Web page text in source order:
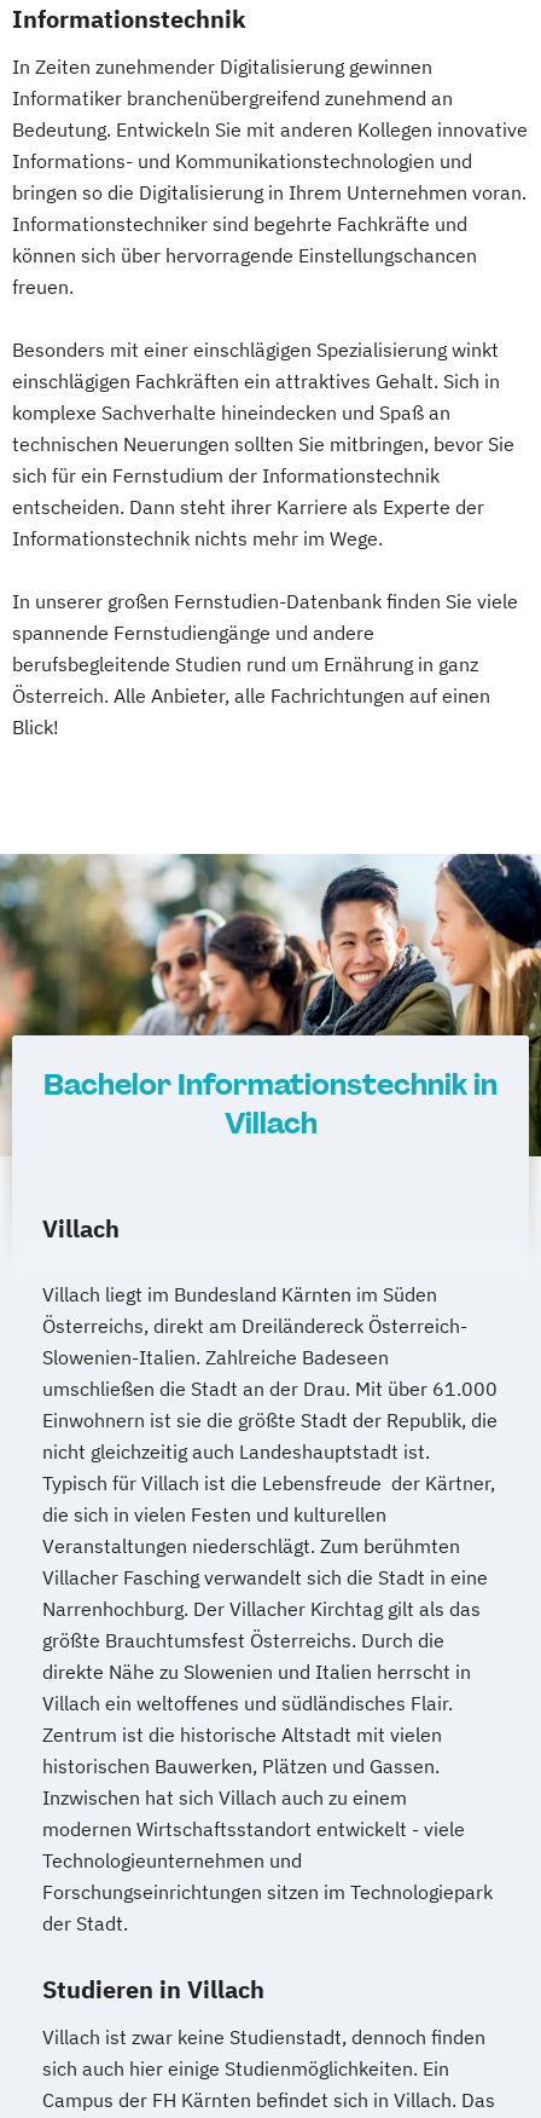
Eventmanagement
Finance
Accounting und Taxation (DE/EN)
Finanzmanagement
Finanzmanagement für Bankkaufleute
Fintech Fitnessökonomie Game Design
Gartenbau General Management
Gerontologie
Gesundheitsmanagement
Gesundheitspsychologie
Gesundheitspädagogik
Gesundheitsökonomie
Growth Hacking
Growth Hacking (DE/EN)
Growth Hacking for Entrepreneurs (DE/EN)
Heilpädagogik
Heilpädagogik/Inklusionspädagogik
Hotelmanagement (DE/EN)
IT-Management Immobilienmanagement
Immobilienmanagement für
Innovation and Entrepreneurship (DE/EN)
International Healthcare Management
(DE/EN)
International Management (DE/EN)
Internationales Marketing
Kindheitspädagogik
Kindheitspädagogik für Erzieher:innen
Kultur- und Medienpädagogik
Logistikmanagement
Logopädie
MBA - Human Resource Management
(DE/EN)
MBA - New Work & Talent Management
Management (DE/EN) Marketing
Marketing und digitale Medien
Marketingmanagement Maschinenbau
Master of Business Administration (DE/EN)
Mechatronik
Mediation und Konfliktmanagement
Medienmanagement
Medizinische Informatik
Medizintechnik
Modemanagement
Nachhaltiges Management New Work
Online Marketing
Online Marketing (DE/EN)
Online-Marketing und E-Commerce
Personalentwicklung
Personalmanagement (DE/EN)
Pflegemanagement Pflegepädagogik
Physiotherapie
Product Management (DE/EN)
Informationstechnik
In Zeiten zunehmender Digitalisierung gewinnen
Informatiker branchenübergreifend zunehmend an
Bedeutung. Entwickeln Sie mit anderen Kollegen innovative
Informations- und Kommunikationstechnologien und
bringen so die Digitalisierung in Ihrem Unternehmen voran.
Informationstechniker sind begehrte Fachkräfte und
können sich über hervorragende Einstellungschancen
freuen.
Besonders mit einer einschlägigen Spezialisierung winkt
einschlägigen Fachkräften ein attraktives Gehalt. Sich in
komplexe Sachverhalte hineindecken und Spaß an
technischen Neuerungen sollten Sie mitbringen, bevor Sie
sich für ein Fernstudium der Informationstechnik
entscheiden. Dann steht ihrer Karriere als Experte der
Informationstechnik nichts mehr im Wege.
In unserer großen Fernstudien-Datenbank finden Sie viele
spannende Fernstudiengänge und andere
berufsbegleitende Studien rund um Ernährung in ganz
Österreich. Alle Anbieter, alle Fachrichtungen auf einen
Blick!
Bachelor Informationstechnik in
Villach
Villach
Villach liegt im Bundesland Kärnten im Süden
Österreichs, direkt am Dreiländereck Österreich-
Slowenien-Italien. Zahlreiche Badeseen
umschließen die Stadt an der Drau. Mit über 61.000
Einwohnern ist sie die größte Stadt der Republik, die
nicht gleichzeitig auch Landeshauptstadt ist.
Typisch für Villach ist die Lebensfreude der Kärtner,
die sich in vielen Festen und kulturellen
Veranstaltungen niederschlägt. Zum berühmten
Villacher Fasching verwandelt sich die Stadt in eine
Narrenhochburg. Der Villacher Kirchtag gilt als das
größte Brauchtumsfest Österreichs. Durch die
direkte Nähe zu Slowenien und Italien herrscht in
Villach ein weltoffenes und südländisches Flair.
Zentrum ist die historische Altstadt mit vielen
historischen Bauwerken, Plätzen und Gassen.
Inzwischen hat sich Villach auch zu einem
modernen Wirtschaftsstandort entwickelt - viele
Technologieunternehmen und
Forschungseinrichtungen sitzen im Technologiepark
der Stadt.
Studieren in Villach
Villach ist zwar keine Studienstadt, dennoch finden
sich auch hier einige Studienmöglichkeiten. Ein
Campus der FH Kärnten befindet sich in Villach. Das